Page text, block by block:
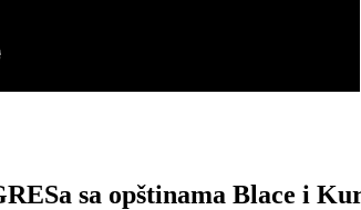
sa opštinama Blace i